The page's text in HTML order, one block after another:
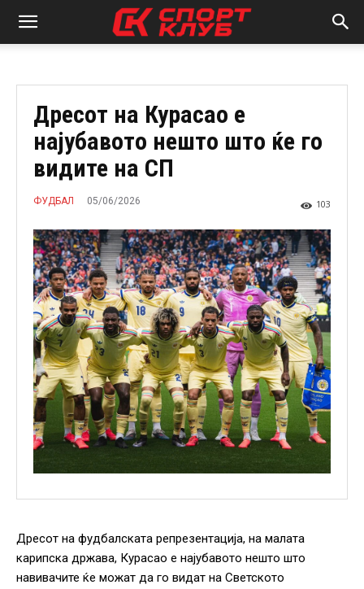
Дресот на Курасао е
најубавото нешто што ќе го
видите на СП
ФУДБАЛ 05/06/2026 103
Дресот на фудбалската репрезентација, на малата
карипска држава, Курасао е најубавото нешто што
навивачите ќе можат да го видат на Светското